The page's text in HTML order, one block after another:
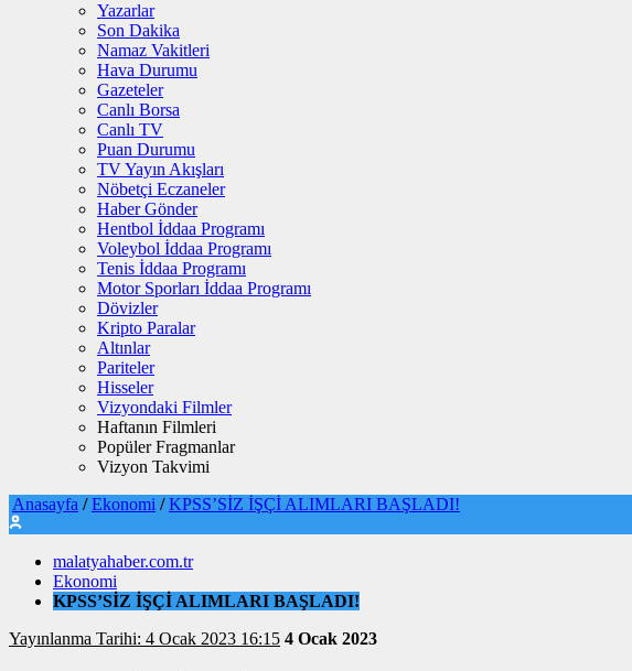
Yazarlar
Son Dakika
Namaz Vakitleri
Hava Durumu
Gazeteler
Canlı Borsa
Canlı TV
Puan Durumu
TV Yayın Akışları
Nöbetçi Eczaneler
Haber Gönder
Hentbol İddaa Programı
Voleybol İddaa Programı
Tenis İddaa Programı
Motor Sporları İddaa Programı
Dövizler
Kripto Paralar
Altınlar
Pariteler
Hisseler
Vizyondaki Filmler
Haftanın Filmleri
Popüler Fragmanlar
Vizyon Takvimi
Anasayfa / Ekonomi / KPSS’SİZ İŞÇİ ALIMLARI BAŞLADI!
malatyahaber.com.tr
Ekonomi
KPSS’SİZ İŞÇİ ALIMLARI BAŞLADI!
Yayınlanma Tarihi: 4 Ocak 2023 16:15 4 Ocak 2023